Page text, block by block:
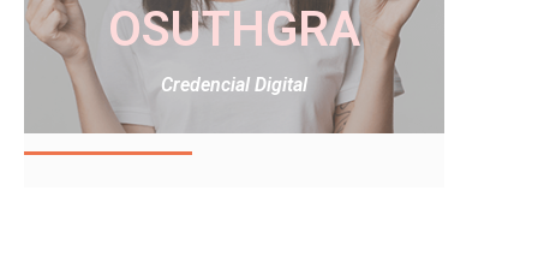
OSUTHGRA
Credencial Digital